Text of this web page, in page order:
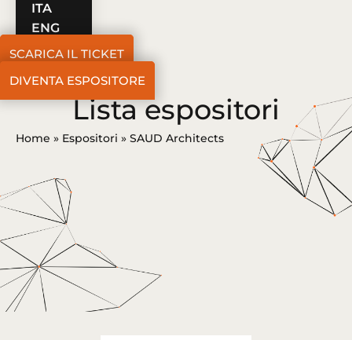
ITA
ENG
SCARICA IL TICKET
DIVENTA ESPOSITORE
Lista espositori
Home » Espositori » SAUD Architects